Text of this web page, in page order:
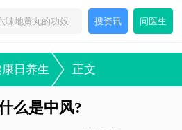
搜资讯 问医生
日养生 正文
么是中风?